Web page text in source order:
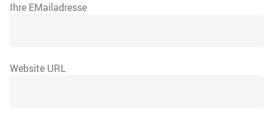
Ihre EMailadresse
Website URL